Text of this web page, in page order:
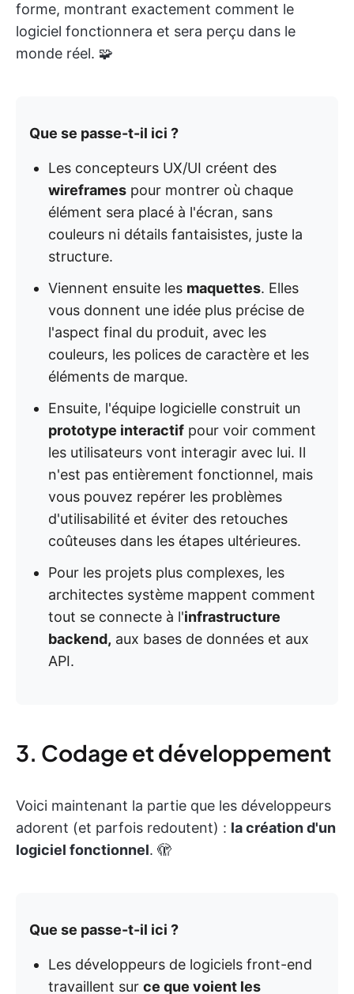
forme, montrant exactement comment le
logiciel fonctionnera et sera perçu dans le
monde réel. 🧩
Que se passe-t-il ici ?
Les concepteurs UX/UI créent des
wireframes pour montrer où chaque
élément sera placé à l'écran, sans
couleurs ni détails fantaisistes, juste la
structure.
Viennent ensuite les maquettes. Elles
vous donnent une idée plus précise de
l'aspect final du produit, avec les
couleurs, les polices de caractère et les
éléments de marque.
Ensuite, l'équipe logicielle construit un
prototype interactif pour voir comment
les utilisateurs vont interagir avec lui. Il
n'est pas entièrement fonctionnel, mais
vous pouvez repérer les problèmes
d'utilisabilité et éviter des retouches
coûteuses dans les étapes ultérieures.
Pour les projets plus complexes, les
architectes système mappent comment
tout se connecte à l'infrastructure
backend, aux bases de données et aux
API.
3. Codage et développement
Voici maintenant la partie que les développeurs
adorent (et parfois redoutent) : la création d'un
logiciel fonctionnel. 🫣
Que se passe-t-il ici ?
Les développeurs de logiciels front-end
travaillent sur ce que voient les